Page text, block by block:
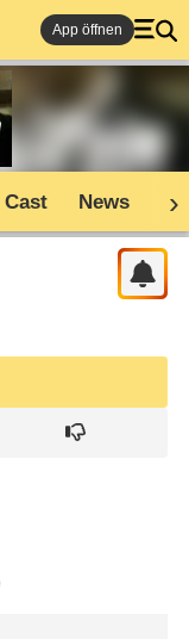
App öffnen
Cast News